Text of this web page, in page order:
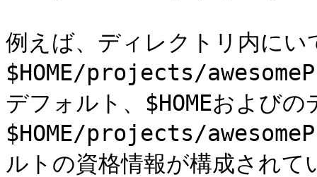
例えば、ディレクトリ内にい
$HOME/projects/
デフォルト、$HOMEおよび
$HOME/projects/
ルトの資格情報が構成され